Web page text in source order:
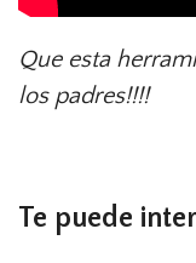
Que esta
los padres!!!!
Te puede